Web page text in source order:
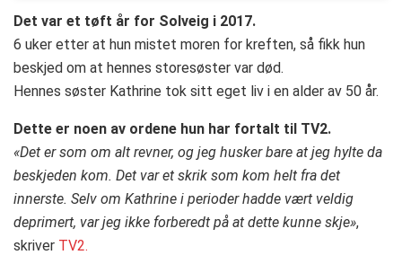
Det var et tøft år for Solveig i 2017.
6 uker etter at hun mistet moren for kreften, så fikk hun
beskjed om at hennes storesøster var død.
Hennes søster Kathrine tok sitt eget liv i en alder av 50 år.
Dette er noen av ordene hun har fortalt til TV2.
«Det er som om alt revner, og jeg husker bare at jeg hylte da
beskjeden kom. Det var et skrik som kom helt fra det
innerste. Selv om Kathrine i perioder hadde vært veldig
deprimert, var jeg ikke forberedt på at dette kunne skje»,
skriver TV2.